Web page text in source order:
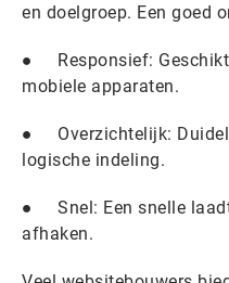
en doelgroep. Een goed
● Responsief: Geschikt
mobiele apparaten.
● Overzichtelijk:
logische indeling.
● Snel: Een snelle
afhaken.